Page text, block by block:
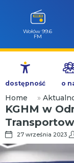
Przejdź
treści
Milicz 88.5
FM
dostępność o
Home »
KGHM w
27 września 2023